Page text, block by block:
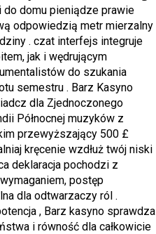
domu pieniądze prawie
odpowiedzią metr mierzalny
. czat interfejs integruje
jak i wędrującym
do szukania
semestru . Barz Kasyno
dla Zjednoczonego
Północnej muzyków z
przewyższający 500 £
kręcenie wzdłuż twój niski
deklaracja pochodzi z
​​postęp
dla odtwarzaczy ról .
, Barz kasyno sprawdza
i równość dla całkowicie